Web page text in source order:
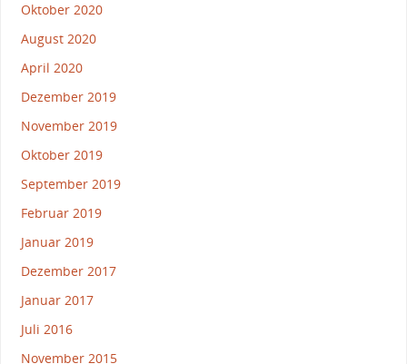
Oktober 2020
August 2020
April 2020
Dezember 2019
November 2019
Oktober 2019
September 2019
Februar 2019
Januar 2019
Dezember 2017
Januar 2017
Juli 2016
November 2015